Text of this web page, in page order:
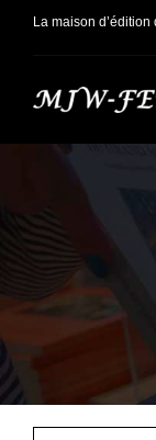
PasserLa maison